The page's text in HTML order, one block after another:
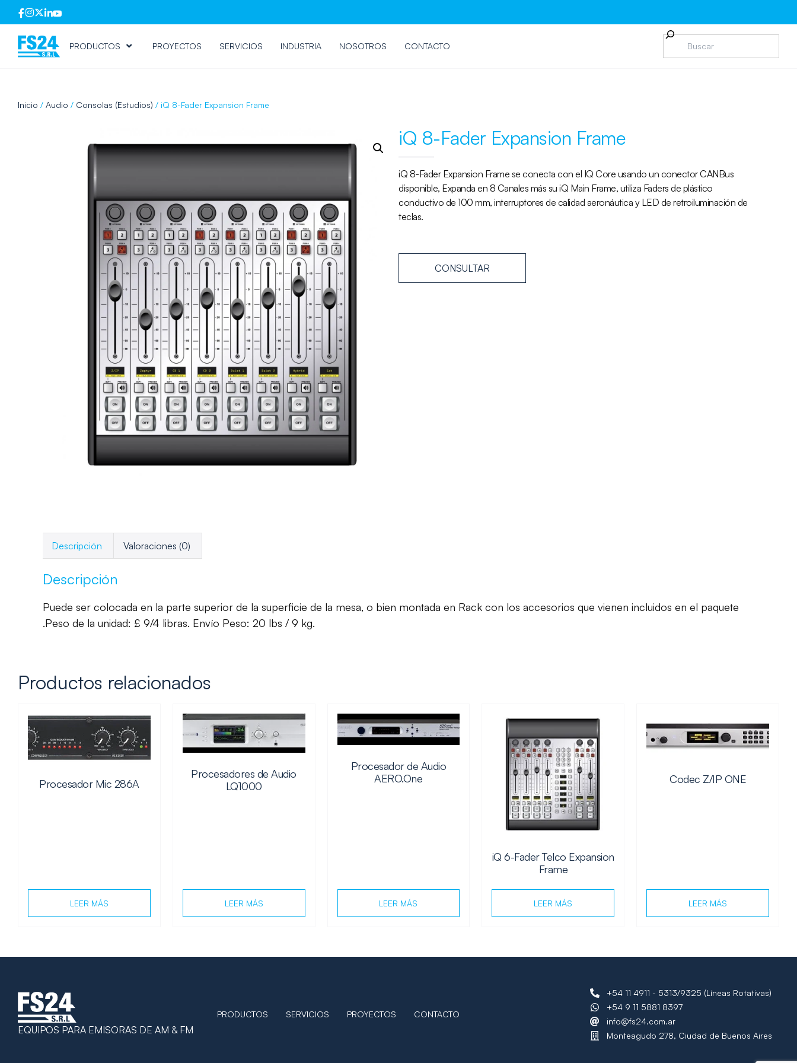
PRODUCTOS PROYECTOS SERVICIOS INDUSTRIA NOSOTROS CONTACTO
Inicio / Audio / Consolas (Estudios) / iQ 8-Fader Expansion Frame
iQ 8-Fader Expansion Frame
iQ 8-Fader Expansion Frame se conecta con el IQ Core usando un conector CANBus
disponible, Expanda en 8 Canales más su iQ Main Frame, utiliza Faders de plástico
conductivo de 100 mm, interruptores de calidad aeronáutica y LED de retroiluminación de
teclas.
CONSULTAR
Descripción Valoraciones (0)
Descripción
Puede ser colocada en la parte superior de la superficie de la mesa, o bien montada en Rack con los accesorios que vienen incluidos en el paquete
.Peso de la unidad: £ 9/4 libras. Envío Peso: 20 lbs / 9 kg.
Productos relacionados
Procesador Mic 286A
LEER MÁS
Procesadores de Audio
LQ1000
LEER MÁS
Procesador de Audio
AERO.One
LEER MÁS
iQ 6-Fader Telco Expansion
Frame
LEER MÁS
Codec Z/IP ONE
LEER MÁS
EQUIPOS PARA EMISORAS DE AM & FM
PRODUCTOS SERVICIOS PROYECTOS CONTACTO
+54 11 4911 - 5313/9325 (Líneas Rotativas)
+54 9 11 5881 8397
info@fs24.com.ar
Monteagudo 278, Ciudad de Buenos Aires